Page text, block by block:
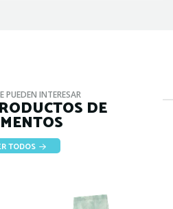
PUEDEN INTERESAR
DE
TODOS